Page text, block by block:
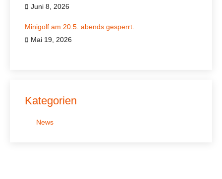
Juni 8, 2026
Minigolf am 20.5. abends gesperrt.
Mai 19, 2026
Kategorien
News